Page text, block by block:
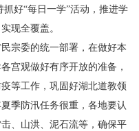
好“每日一学”活动，推进学
现全覆盖。
宗委的统一部署，在做好本
宫观做好有序开放的准备，
等工作，巩固好湖北道教领
季防汛任务很重，各地要认
、山洪、泥石流等，确保平